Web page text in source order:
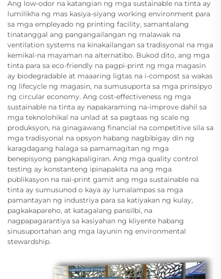
Ang low-odor na katangian ng mga sustainable na tinta ay
lumilikha ng mas kasiya-siyang working environment para
sa mga empleyado ng printing facility, samantalang
tinatanggal ang pangangailangan ng malawak na
ventilation systems na kinakailangan sa tradisyonal na mga
kemikal-na mayaman na alternatibo. Bukod dito, ang mga
tinta para sa eco-friendly na pagpi-print ng mga magasin
ay biodegradable at maaaring ligtas na i-compost sa wakas
ng lifecycle ng magasin, na sumusuporta sa mga prinsipyo
ng circular economy. Ang cost-effectiveness ng mga
sustainable na tinta ay napakaraming na-improve dahil sa
mga teknolohikal na unlad at sa pagtaas ng scale ng
produksyon, na ginagawang financial na competitive sila sa
mga tradisyonal na opsyon habang nagbibigay din ng
karagdagang halaga sa pamamagitan ng mga
benepisyong pangkapaligiran. Ang mga quality control
testing ay konstanteng ipinapakita na ang mga
publikasyon na nai-print gamit ang mga sustainable na
tinta ay sumusunod o kaya ay lumalampas sa mga
pamantayan ng industriya para sa katiyakan ng kulay,
pagkakapareho, at katagalang pansilbi, na
nagpapagarantiya sa kasiyahan ng kliyente habang
sinusuportahan ang mga layunin ng environmental
stewardship.